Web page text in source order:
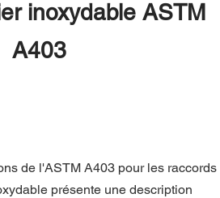
inoxydable ASTM
A403
de l'ASTM A403 pour les raccords
présente une description